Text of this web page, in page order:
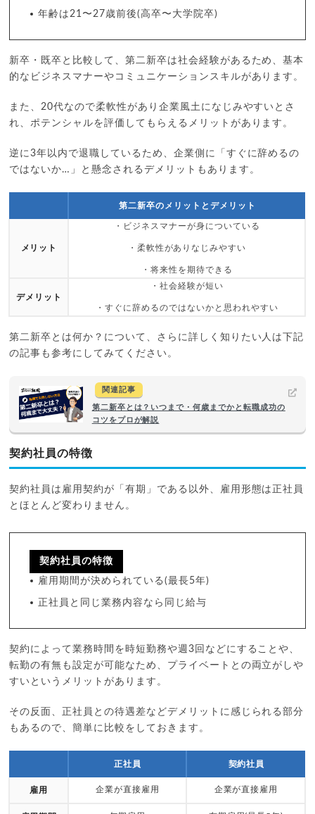
年齢は21〜27歳前後(高卒〜大学院卒)
新卒・既卒と比較して、第二新卒は社会経験があるため、基本
的なビジネスマナーやコミュニケーションスキルがあります。
また、20代なので柔軟性があり企業風土になじみやすいとさ
れ、ポテンシャルを評価してもらえるメリットがあります。
逆に3年以内で退職しているため、企業側に「すぐに辞めるの
ではないか…」と懸念されるデメリットもあります。
第二新卒のメリットとデメリット
メリット
・ビジネスマナーが身についている
・柔軟性がありなじみやすい
・将来性を期待できる
デメリット
・社会経験が短い
・すぐに辞めるのではないかと思われやすい
第二新卒とは何か？について、さらに詳しく知りたい人は下記
の記事も参考にしてみてください。
関連記事
第二新卒とは？いつまで・何歳までかと転職成功の
コツをプロが解説
契約社員の特徴
契約社員は雇用契約が「有期」である以外、雇用形態は正社員
とほとんど変わりません。
契約社員の特徴
雇用期間が決められている(最長5年)
正社員と同じ業務内容なら同じ給与
契約によって業務時間を時短勤務や週3回などにすることや、
転勤の有無も設定が可能なため、プライベートとの両立がしや
すいというメリットがあります。
その反面、正社員との待遇差などデメリットに感じられる部分
もあるので、簡単に比較をしておきます。
正社員 契約社員
雇用 企業が直接雇用 企業が直接雇用